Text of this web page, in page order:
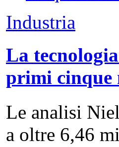
Industria
La
primi cinque
Le analisi
a oltre 6,46